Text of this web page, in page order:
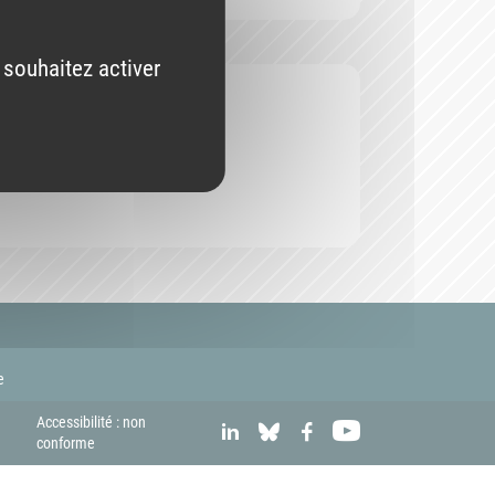
Accessibilité : non
conforme
LINKEDIN
BLUESKYFACEBOOK
activer